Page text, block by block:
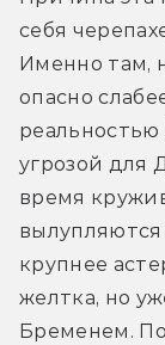
себя
Именно там,
опасно
реальностью
угрозой для
время
крупнее
желтка, но
Бременем.